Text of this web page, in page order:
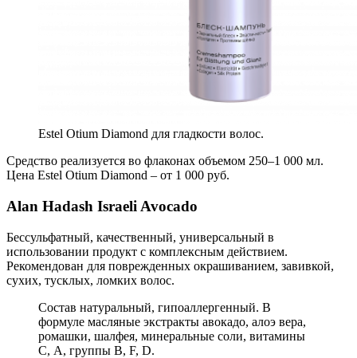
Estel Otium Diamond для гладкости волос.
Средство реализуется во флаконах объемом 250–1 000 мл.
Цена Estel Otium Diamond – от 1 000 руб.
Alan Hadash Israeli Avocado
Бессульфатный, качественный, универсальный в
использовании продукт с комплексным действием.
Рекомендован для поврежденных окрашиванием, завивкой,
сухих, тусклых, ломких волос.
Состав натуральный, гипоаллергенный. В
формуле масляные экстракты авокадо, алоэ вера,
ромашки, шалфея, минеральные соли, витамины
С, А, группы В, F, D.